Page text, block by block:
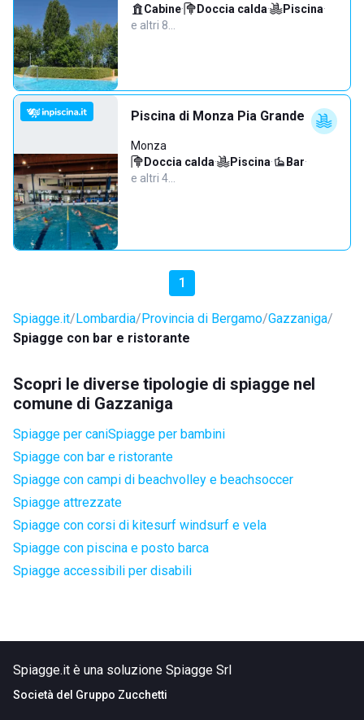
Cabine· Doccia calda· Piscina·
e altri 8…
Piscina di Monza Pia Grande
Monza
Doccia calda· Piscina· Bar·
e altri 4…
1
Spiagge.it Lombardia Provincia di Bergamo Gazzaniga
Spiagge con bar e ristorante
Scopri le diverse tipologie di spiagge nel
comune di Gazzaniga
Spiagge per caniSpiagge per bambini
Spiagge con bar e ristorante
Spiagge con campi di beachvolley e beachsoccer
Spiagge attrezzate
Spiagge con corsi di kitesurf windsurf e vela
Spiagge con piscina e posto barca
Spiagge accessibili per disabili
Spiagge.it è una soluzione Spiagge Srl
Società del Gruppo Zucchetti